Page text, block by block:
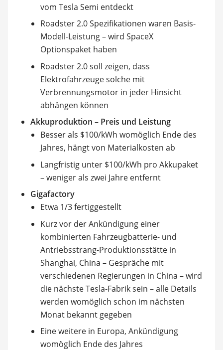
vom Tesla Semi entdeckt
Roadster 2.0 Spezifikationen waren Basis-
Modell-Leistung – wird SpaceX
Optionspaket haben
Roadster 2.0 soll zeigen, dass
Elektrofahrzeuge solche mit
Verbrennungsmotor in jeder Hinsicht
abhängen können
Akkuproduktion – Preis und Leistung
Besser als $100/kWh womöglich Ende des
Jahres, hängt von Materialkosten ab
Langfristig unter $100/kWh pro Akkupaket
– weniger als zwei Jahre entfernt
Gigafactory
Etwa 1/3 fertiggestellt
Kurz vor der Ankündigung einer
kombinierten Fahrzeugbatterie- und
Antriebsstrang-Produktionsstätte in
Shanghai, China – Gespräche mit
verschiedenen Regierungen in China – wird
die nächste Tesla-Fabrik sein – alle Details
werden womöglich schon im nächsten
Monat bekannt gegeben
Eine weitere in Europa, Ankündigung
womöglich Ende des Jahres